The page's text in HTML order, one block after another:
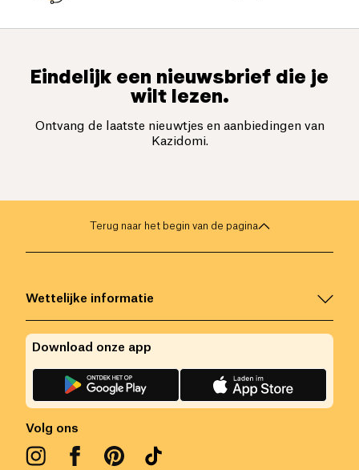
Eindelijk een nieuwsbrief die je
wilt lezen.
Ontvang de laatste nieuwtjes en aanbiedingen van
Kazidomi.
Terug naar het begin van de pagina
Wettelijke informatie
Volg ons
Download onze app